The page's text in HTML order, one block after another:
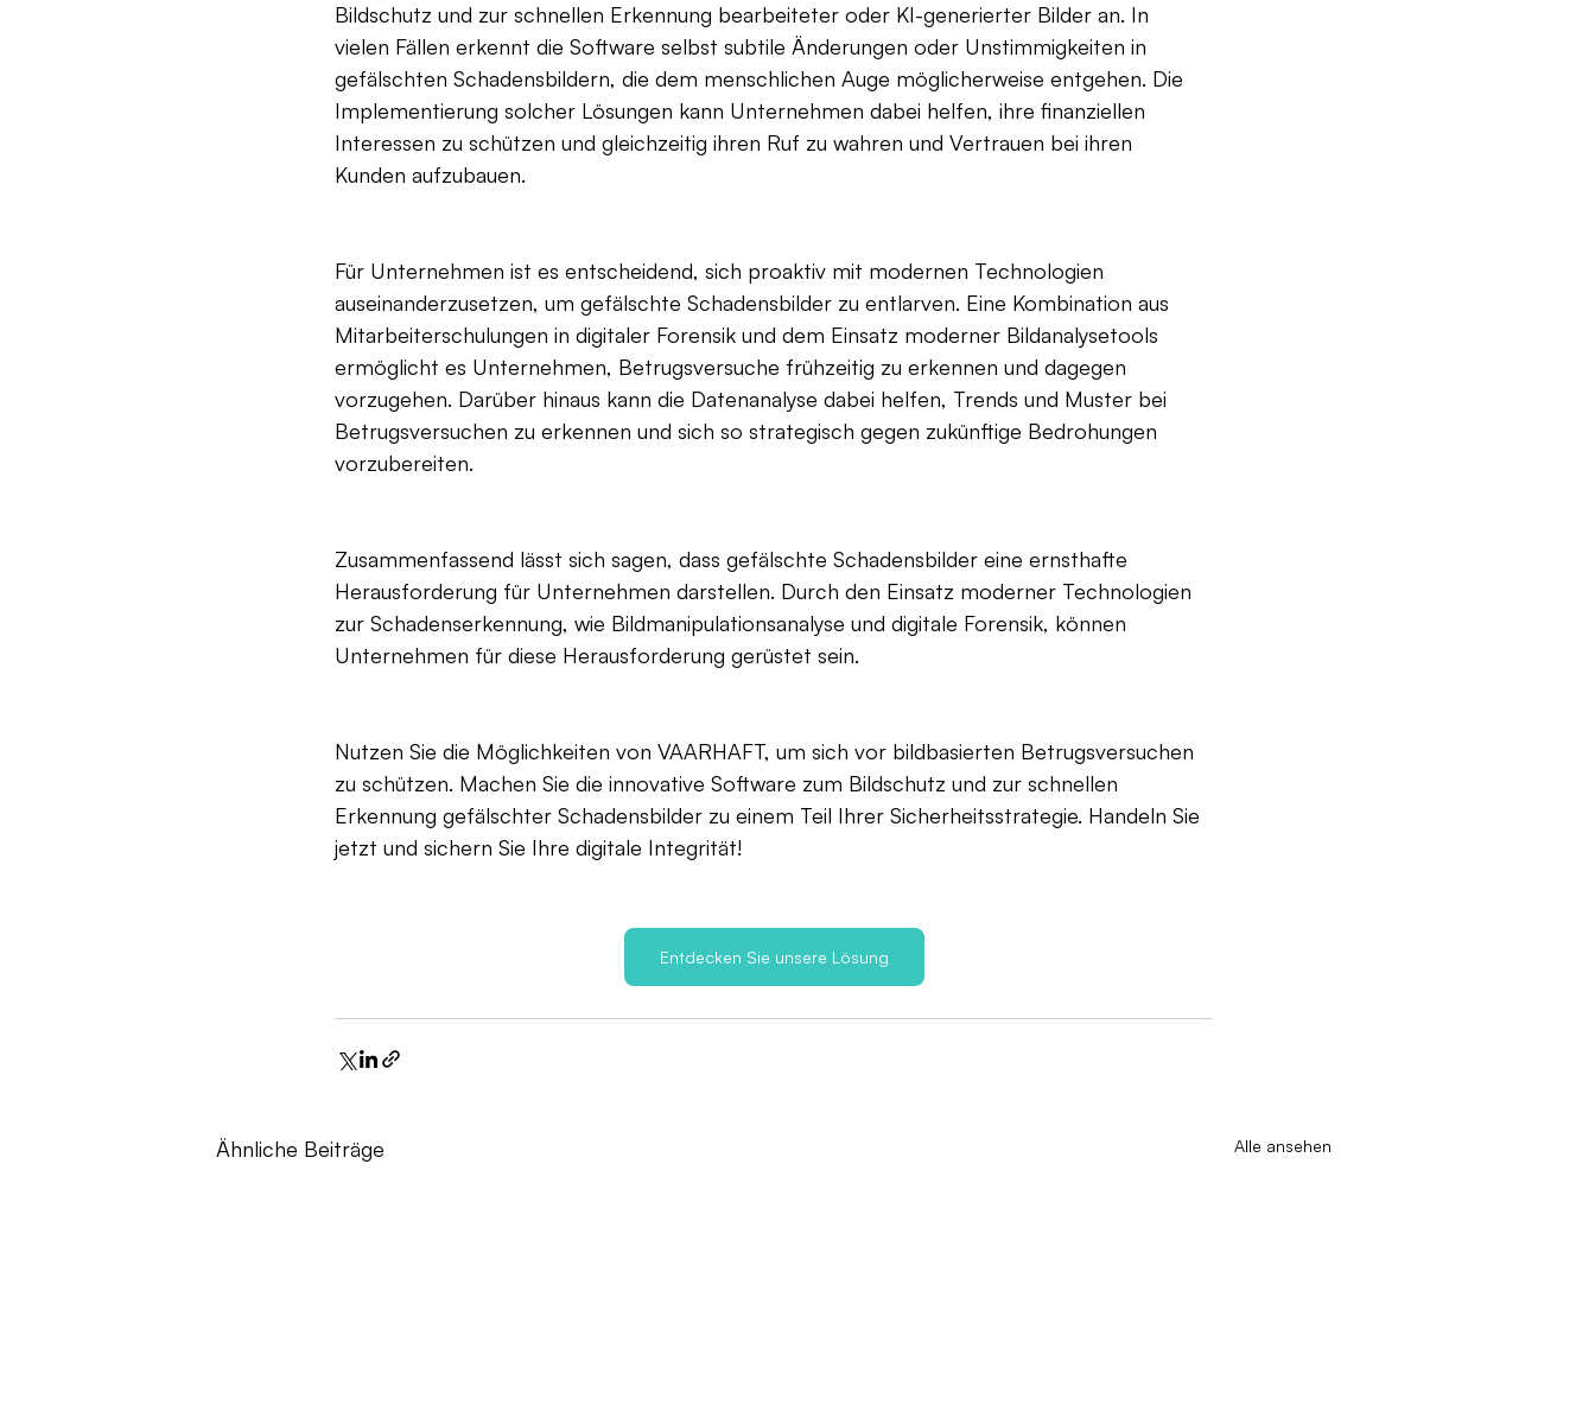
Bildschutz und zur schnellen Erkennung bearbeiteter oder KI-generierter Bilder an. In
vielen Fällen erkennt die Software selbst subtile Änderungen oder Unstimmigkeiten in
gefälschten Schadensbildern, die dem menschlichen Auge möglicherweise entgehen. Die
Implementierung solcher Lösungen kann Unternehmen dabei helfen, ihre finanziellen
Interessen zu schützen und gleichzeitig ihren Ruf zu wahren und Vertrauen bei ihren
Kunden aufzubauen.
Für Unternehmen ist es entscheidend, sich proaktiv mit modernen Technologien
auseinanderzusetzen, um gefälschte Schadensbilder zu entlarven. Eine Kombination aus
Mitarbeiterschulungen in digitaler Forensik und dem Einsatz moderner Bildanalysetools
ermöglicht es Unternehmen, Betrugsversuche frühzeitig zu erkennen und dagegen
vorzugehen. Darüber hinaus kann die Datenanalyse dabei helfen, Trends und Muster bei
Betrugsversuchen zu erkennen und sich so strategisch gegen zukünftige Bedrohungen
vorzubereiten.
Zusammenfassend lässt sich sagen, dass gefälschte Schadensbilder eine ernsthafte
Herausforderung für Unternehmen darstellen. Durch den Einsatz moderner Technologien
zur Schadenserkennung, wie Bildmanipulationsanalyse und digitale Forensik, können
Unternehmen für diese Herausforderung gerüstet sein.
Nutzen Sie die Möglichkeiten von VAARHAFT, um sich vor bildbasierten Betrugsversuchen
zu schützen. Machen Sie die innovative Software zum Bildschutz und zur schnellen
Erkennung gefälschter Schadensbilder zu einem Teil Ihrer Sicherheitsstrategie. Handeln Sie
jetzt und sichern Sie Ihre digitale Integrität!
Entdecken Sie unsere Lösung
Ähnliche Beiträge Alle ansehen